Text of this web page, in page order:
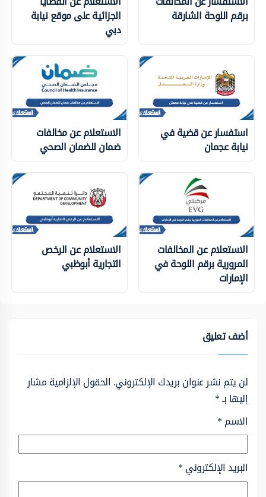
برقم اللوحة الشارقة الجزائية على موقع نيابة
دبي
استفسار عن قضية في
نيابة عجمان
الاستعلام عن مخالفات
ضمان للضمان الصحي
الاستعلام عن المخالفات
المرورية برقم اللوحة في
الإمارات
الاستعلام عن الرخص
التجارية أبوظبي
أضف تعليق
لن يتم نشر عنوان بريدك الإلكتروني. الحقول الإلزامية مشار
إليها بـ*
الاسم*
البريد الإلكتروني*